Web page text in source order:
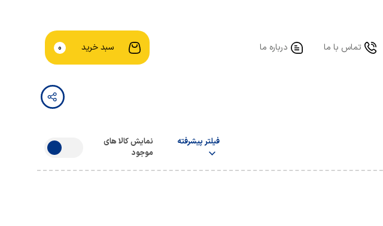
تماس با ما درباره ما سبد خرید 0
فیلتر پیشرفته
نمایش کالا های
موجود